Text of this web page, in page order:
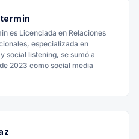
es Licenciada en Relaciones
especializada en
social listening, se sumó a
2023 como social media